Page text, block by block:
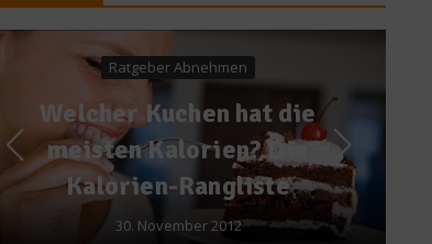
die
Die
Der Sterne Cup
Köche – Kochen
Skifahren
17. August 2010